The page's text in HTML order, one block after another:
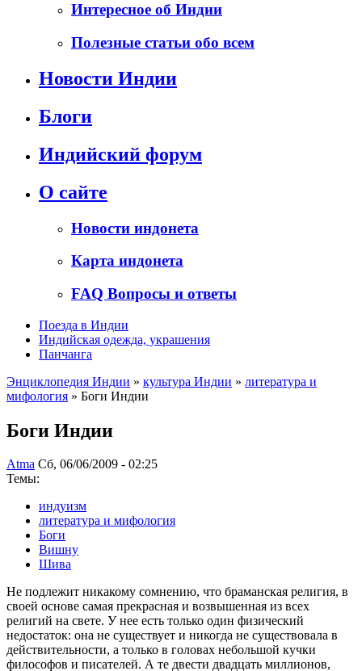
Интересное об Индии
Полезные статьи обо всем
Новости Индии
Блоги
Индийский форум
О сайте
Новости индонета
Карта индонета
FAQ Вопросы и ответы
Поезда в Индии
Индийская одежда, украшения
Панчанга
Энциклопедия Индии » культура Индии » литература и
мифология » Боги Индии
Боги Индии
Atma Сб, 06/06/2009 - 02:25
Темы:
индуизм
литература и мифология
Боги
Вишну
Шива
Не подлежит никакому сомнению, что браманская религия, в
своей основе самая прекрасная и возвышенная из всех
религий на свете. У нее есть только один физический
недостаток: она не существует и никогда не существовала в
действительности, а только в головах небольшой кучки
философов и писателей. А те двести двадцать миллионов,